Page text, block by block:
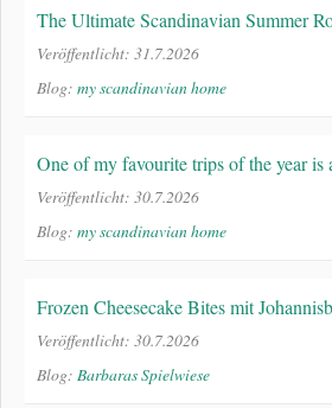
The Ultimate Scandinavian Summer
Veröffentlicht: 31.7.2026
Blog: my scandinavian home
One of my favourite trips of the year is
Veröffentlicht: 30.7.2026
Blog: my scandinavian home
Frozen Cheesecake Bites mit
Veröffentlicht: 30.7.2026
Blog: Barbaras Spielwiese